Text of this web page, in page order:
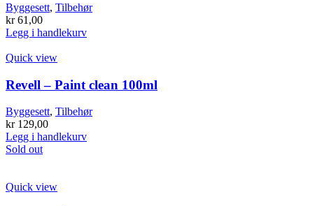
Byggesett, Tilbehør
kr61,00
Legg i handlekurv
Quick view
Revell – Paint clean 100ml
Byggesett, Tilbehør
kr129,00
Legg i handlekurv
Sold out
Quick view